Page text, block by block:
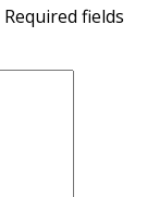
Required fields